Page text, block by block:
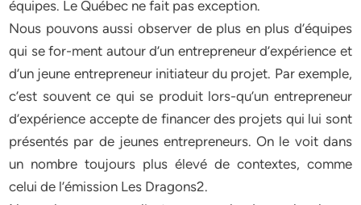
équipes. Le Québec ne fait pas exception.
Nous pouvons aussi observer de plus en plus d’équipes
qui se for-ment autour d’un entrepreneur d’expérience et
d’un jeune entrepreneur initiateur du projet. Par exemple,
c’est souvent ce qui se produit lors-qu’un entrepreneur
d’expérience accepte de financer des projets qui lui sont
présentés par de jeunes entrepreneurs. On le voit dans
un nombre toujours plus élevé de contextes, comme
celui de l’émission Les Dragons2.